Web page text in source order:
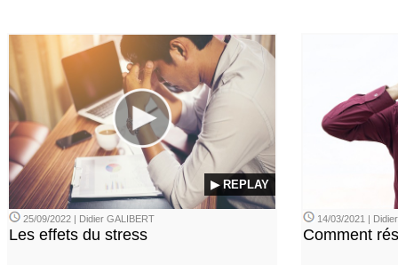
▶ REPLAY
25/09/2022 | Didier GALIBERT
Les effets du stress
14/03/2021 |
Comment